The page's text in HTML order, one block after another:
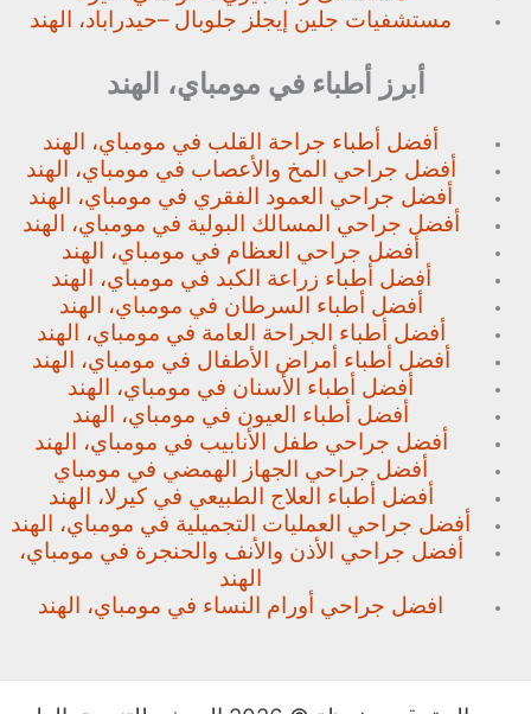
مستشفيات جلين إيجلز جلوبال –حيدراباد، الهند
أبرز أطباء في مومباي، الهند
أفضل أطباء جراحة القلب في مومباي، الهند
أفضل جراحي المخ والأعصاب في مومباي، الهند
أفضل جراحي العمود الفقري في مومباي، الهند
أفضل جراحي المسالك البولية في مومباي، الهند
أفضل جراحي العظام في مومباي، الهند
أفضل أطباء زراعة الكبد في مومباي، الهند
أفضل أطباء السرطان في مومباي، الهند
أفضل أطباء الجراحة العامة في مومباي، الهند
أفضل أطباء أمراض الأطفال في مومباي، الهند
أفضل أطباء الأسنان في مومباي، الهند
أفضل أطباء العيون في مومباي، الهند
أفضل جراحي طفل الأنابيب في مومباي، الهند
أفضل جراحي الجهاز الهمضي في مومباي
أفضل أطباء العلاج الطبيعي في كيرلا، الهند
أفضل جراحي العمليات التجميلية في مومباي، الهند
أفضل جراحي الأذن والأنف والحنجرة في مومباي،
الهند
افضل جراحي أورام النساء في مومباي، الهند